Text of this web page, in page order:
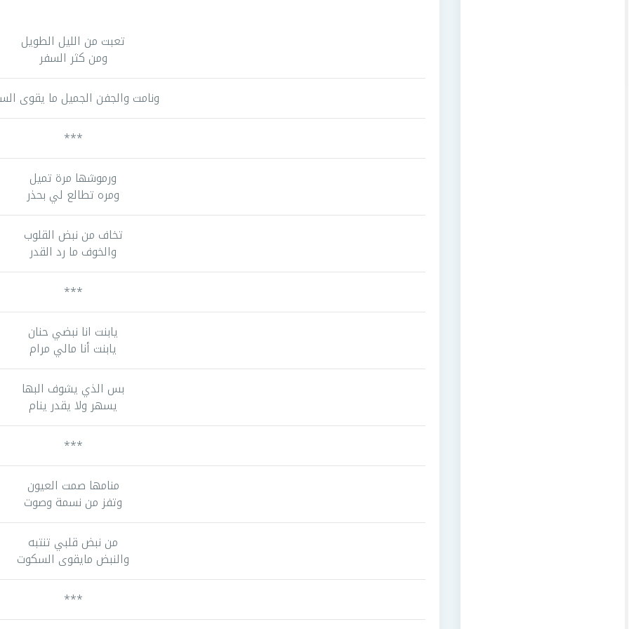
تعبت من الليل الطويل
ومن كثر السفر
ونامت والجفن الجميل ما يقوى
***
ورموشها مرة تميل
ومره تطالع لي بحذر
تخاف من نبض القلوب
والخوف ما رد القدر
***
يابنت انا نبضي حنان
يابنت أنا مالي مرام
بس الذي يشوف البها
يسهر ولا يقدر ينام
***
منامها صمت العيون
وتفز من نسمة وصوت
من نبض قلبي تنتبه
والنبض مايقوى السكوت
***